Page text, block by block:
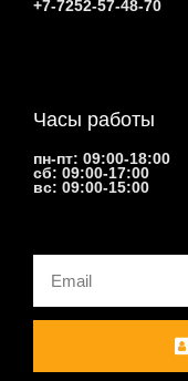
+7-7252-57-48-70
Часы работы
пн-пт: 09:00-18:00
сб: 09:00-17:00
вс: 09:00-15:00
Email